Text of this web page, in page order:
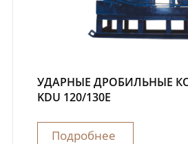
УДАРНЫЕ ДРОБИЛЬНЫЕ
KDU 120/130E
Подробнее